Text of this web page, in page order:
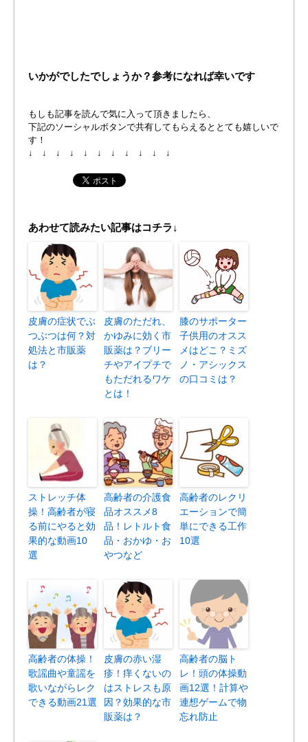
いかがでしたでしょうか？参考になれば幸いです
もしも記事を読んで気に入って頂きましたら、
下記のソーシャルボタンで共有してもらえるととても嬉しいで
す！
↓ ↓ ↓ ↓ ↓ ↓ ↓ ↓ ↓ ↓ ↓
あわせて読みたい記事はコチラ↓
皮膚の症状でぶ
つぶつは何？対
処法と市販薬
は？
皮膚のただれ、
かゆみに効く市
販薬は？ブリー
チやアイプチで
もただれるワケ
とは！
膝のサポーター
子供用のオスス
メはどこ？ミズ
ノ・アシックス
の口コミは？
ストレッチ体
操！高齢者が寝
る前にやると効
果的な動画10
選
高齢者の介護食
品オススメ8
品！レトルト食
品・おかゆ・お
やつなど
高齢者のレクリ
エーションで簡
単にできる工作
10選
高齢者の体操！
歌謡曲や童謡を
歌いながらレク
できる動画21選
皮膚の赤い湿
疹！痒くないの
はストレスも原
因？効果的な市
販薬は？
高齢者の脳ト
レ！頭の体操動
画12選！計算や
連想ゲームで物
忘れ防止